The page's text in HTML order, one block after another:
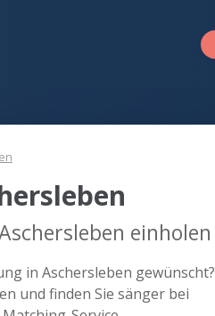
einholen
in Aschersleben gewünscht?
und finden Sie sänger bei